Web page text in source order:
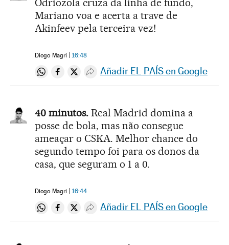
Odriozola cruza da linha de fundo,
Mariano voa e acerta a trave de
Akinfeev pela terceira vez!
Diogo Magri 16:48
Compartir en Whatsapp
Compartir en Facebook
Compartir en Twitter
Desplegar Redes Sociales
Añadir EL PAÍS en Google
40 minutos. Real Madrid domina a
posse de bola, mas não consegue
ameaçar o CSKA. Melhor chance do
segundo tempo foi para os donos da
casa, que seguram o 1 a 0.
Diogo Magri 16:44
Compartir en Whatsapp
Compartir en Facebook
Compartir en Twitter
Desplegar Redes Sociales
Añadir EL PAÍS en Google